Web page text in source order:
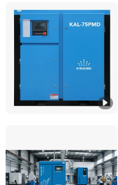
Shanghai Kingair
Shenzhen Weimano
Guangdong, China